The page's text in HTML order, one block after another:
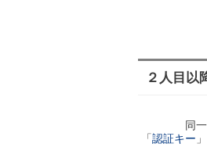
２人目以
同
「認証キー